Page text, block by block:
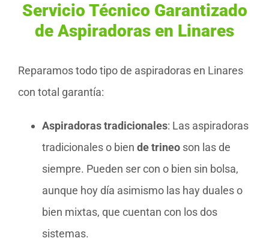
Servicio Técnico Garantizado
de Aspiradoras en Linares
Reparamos todo tipo de aspiradoras en Linares
con total garantía:
Aspiradoras tradicionales: Las aspiradoras
tradicionales o bien de trineo son las de
siempre. Pueden ser con o bien sin bolsa,
aunque hoy día asimismo las hay duales o
bien mixtas, que cuentan con los dos
sistemas.